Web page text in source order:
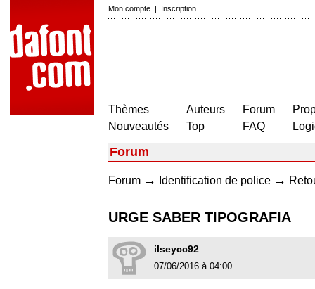
Mon compte | Inscription
Thèmes
Nouveautés
Auteurs
Top
Forum
FAQ
Forum
Forum → Identification de police →
URGE SABER TIPOGRAFIA
ilseycc92
07/06/2016 à 04:00